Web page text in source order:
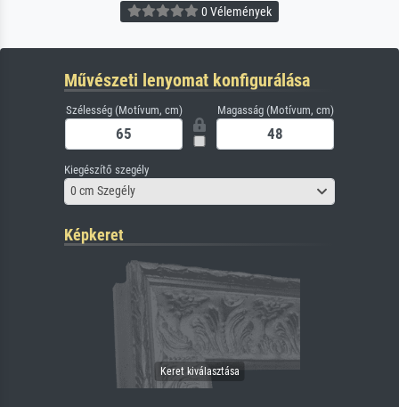
0 Vélemények
Művészeti lenyomat konfigurálása
Szélesség (Motívum, cm) Magasság (Motívum, cm)
Kiegészítő szegély
0 cm Szegély
Képkeret